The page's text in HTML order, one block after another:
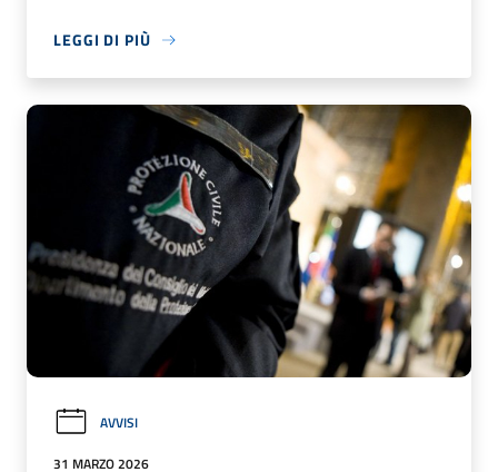
LEGGI DI PIÙ
AVVISI
31 MARZO 2026